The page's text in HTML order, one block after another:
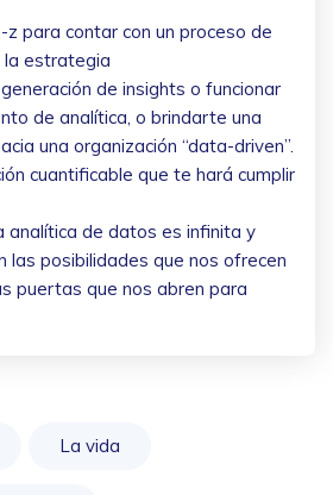
para contar con un proceso de
la estrategia
de insights o funcionar
de analítica, o brindarte una
una organización “data-driven”.
cuantificable que te hará cumplir
analítica de datos es infinita y
las posibilidades que nos ofrecen
puertas que nos abren para
La vida